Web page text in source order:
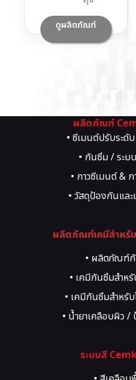
ดูผลิตภัณฑ์
ผลิตภัณฑ์
• ซีเมนต์ปรับระดั
• กันซึม / ระบ
• กาวซีเมนต์ &
• วัสดุป้องกันแล
• น้ำยาผสมค
• งานสีตกแ
• ระบบพื้นอุตส
• อีพ็อกซี่ /
• งานกระเบื้อง /
ผลิตภัณฑ์เคมีสำหรั
• ผลิตภัณฑ์
• เคมีกันซึมสำห
• เคมีกันซึมสำหรั
• น้ำยาเคลือบผิว
• เคมีภัณฑ์สำหรับซ่
ระบบสี